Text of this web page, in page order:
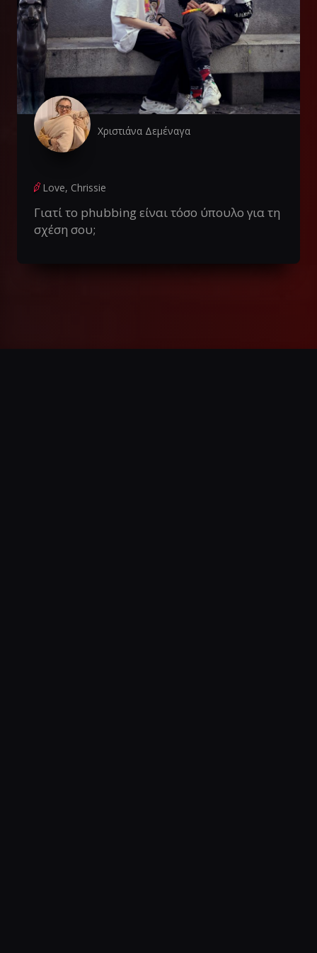
Χριστιάνα Δεμέναγα
Love, Chrissie
Γιατί το phubbing είναι τόσο ύπουλο για τη
σχέση σου;